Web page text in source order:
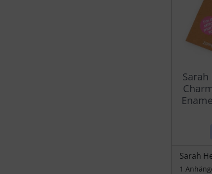
Sarah
1